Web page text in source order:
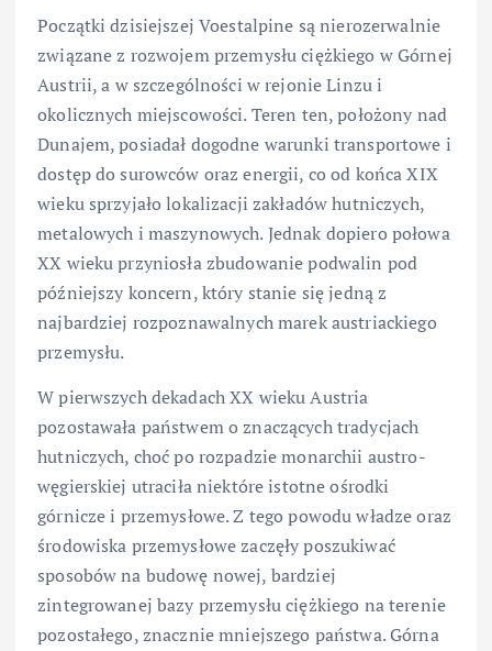
Początki dzisiejszej Voestalpine są nierozerwalnie
związane z rozwojem przemysłu ciężkiego w Górnej
Austrii, a w szczególności w rejonie Linzu i
okolicznych miejscowości. Teren ten, położony nad
Dunajem, posiadał dogodne warunki transportowe i
dostęp do surowców oraz energii, co od końca XIX
wieku sprzyjało lokalizacji zakładów hutniczych,
metalowych i maszynowych. Jednak dopiero połowa
XX wieku przyniosła zbudowanie podwalin pod
późniejszy koncern, który stanie się jedną z
najbardziej rozpoznawalnych marek austriackiego
przemysłu.
W pierwszych dekadach XX wieku Austria
pozostawała państwem o znaczących tradycjach
hutniczych, choć po rozpadzie monarchii austro-
węgierskiej utraciła niektóre istotne ośrodki
górnicze i przemysłowe. Z tego powodu władze oraz
środowiska przemysłowe zaczęły poszukiwać
sposobów na budowę nowej, bardziej
zintegrowanej bazy przemysłu ciężkiego na terenie
pozostałego, znacznie mniejszego państwa. Górna